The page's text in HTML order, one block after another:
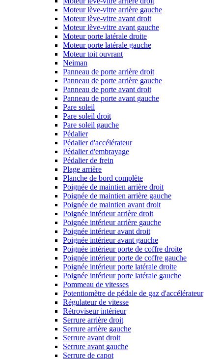
Moteur lève-vitre arrière gauche
Moteur lève-vitre avant droit
Moteur lève-vitre avant gauche
Moteur porte latérale droite
Moteur porte latérale gauche
Moteur toit ouvrant
Neiman
Panneau de porte arrière droit
Panneau de porte arrière gauche
Panneau de porte avant droit
Panneau de porte avant gauche
Pare soleil
Pare soleil droit
Pare soleil gauche
Pédalier
Pédalier d'accélérateur
Pédalier d'embrayage
Pédalier de frein
Plage arrière
Planche de bord complète
Poignée de maintien arrière droit
Poignée de maintien arrière gauche
Poignée de maintien avant droit
Poignée intérieur arrière droit
Poignée intérieur arrière gauche
Poignée intérieur avant droit
Poignée intérieur avant gauche
Poignée intérieur porte de coffre droite
Poignée intérieur porte de coffre gauche
Poignée intérieur porte latérale droite
Poignée intérieur porte latérale gauche
Pommeau de vitesses
Potentiomètre de pédale de gaz d'accélérateur
Régulateur de vitesse
Rétroviseur intérieur
Serrure arrière droit
Serrure arrière gauche
Serrure avant droit
Serrure avant gauche
Serrure de capot